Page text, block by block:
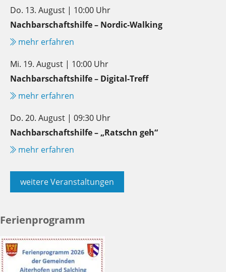
Do. 13. August | 10:00 Uhr
Nachbarschaftshilfe – Nordic-Walking
mehr erfahren
Mi. 19. August | 10:00 Uhr
Nachbarschaftshilfe – Digital-Treff
mehr erfahren
Do. 20. August | 09:30 Uhr
Nachbarschaftshilfe – „Ratschn geh“
mehr erfahren
weitere Veranstaltungen
Ferienprogramm